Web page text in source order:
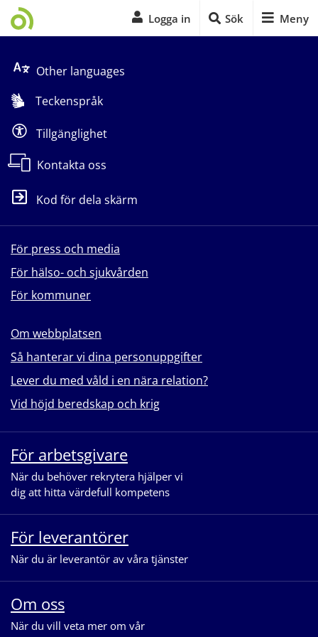
Logga in Sök Meny
Other languages
Teckenspråk
Tillgänglighet
Kontakta oss
Kod för dela skärm
För press och media
För hälso- och sjukvården
För kommuner
Om webbplatsen
Så hanterar vi dina personuppgifter
Lever du med våld i en nära relation?
Vid höjd beredskap och krig
För arbetsgivare
När du behöver rekrytera hjälper vi
dig att hitta värdefull kompetens
För leverantörer
När du är leverantör av våra tjänster
Om oss
När du vill veta mer om vår